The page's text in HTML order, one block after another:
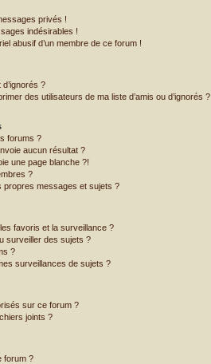
privés !
indésirables !
abusif d’un membre de ce forum !
?
des utilisateurs de ma liste d’amis ou d’ignorés ?
forums ?
aucun résultat ?
une page blanche ?!
?
propres messages et sujets ?
favoris et la surveillance ?
surveiller des sujets ?
?
surveillances de sujets ?
sur ce forum ?
joints ?
forum ?